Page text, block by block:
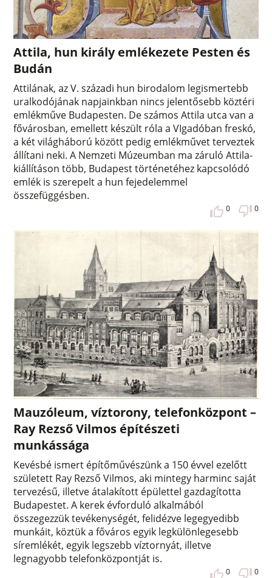
Attila, hun király emlékezete Pesten és
Budán
Attilának, az V. századi hun birodalom legismertebb
uralkodójának napjainkban nincs jelentősebb köztéri
emlékműve Budapesten. De számos Attila utca van a
fővárosban, emellett készült róla a VIgadóban freskó,
a két világháború között pedig emlékművet terveztek
állítani neki. A Nemzeti Múzeumban ma záruló Attila-
kiállításon több, Budapest történetéhez kapcsolódó
emlék is szerepelt a hun fejedelemmel
összefüggésben.
0 0
Mauzóleum, víztorony, telefonközpont –
Ray Rezső Vilmos építészeti
munkássága
Kevésbé ismert építőművészünk a 150 évvel ezelőtt
született Ray Rezső Vilmos, aki mintegy harminc saját
tervezésű, illetve átalakított épülettel gazdagította
Budapestet. A kerek évforduló alkalmából
összegezzük tevékenységét, felidézve legegyedibb
munkáit, köztük a főváros egyik legkülönlegesebb
síremlékét, egyik legszebb víztornyát, illetve
legnagyobb telefonközpontját is.
0 0